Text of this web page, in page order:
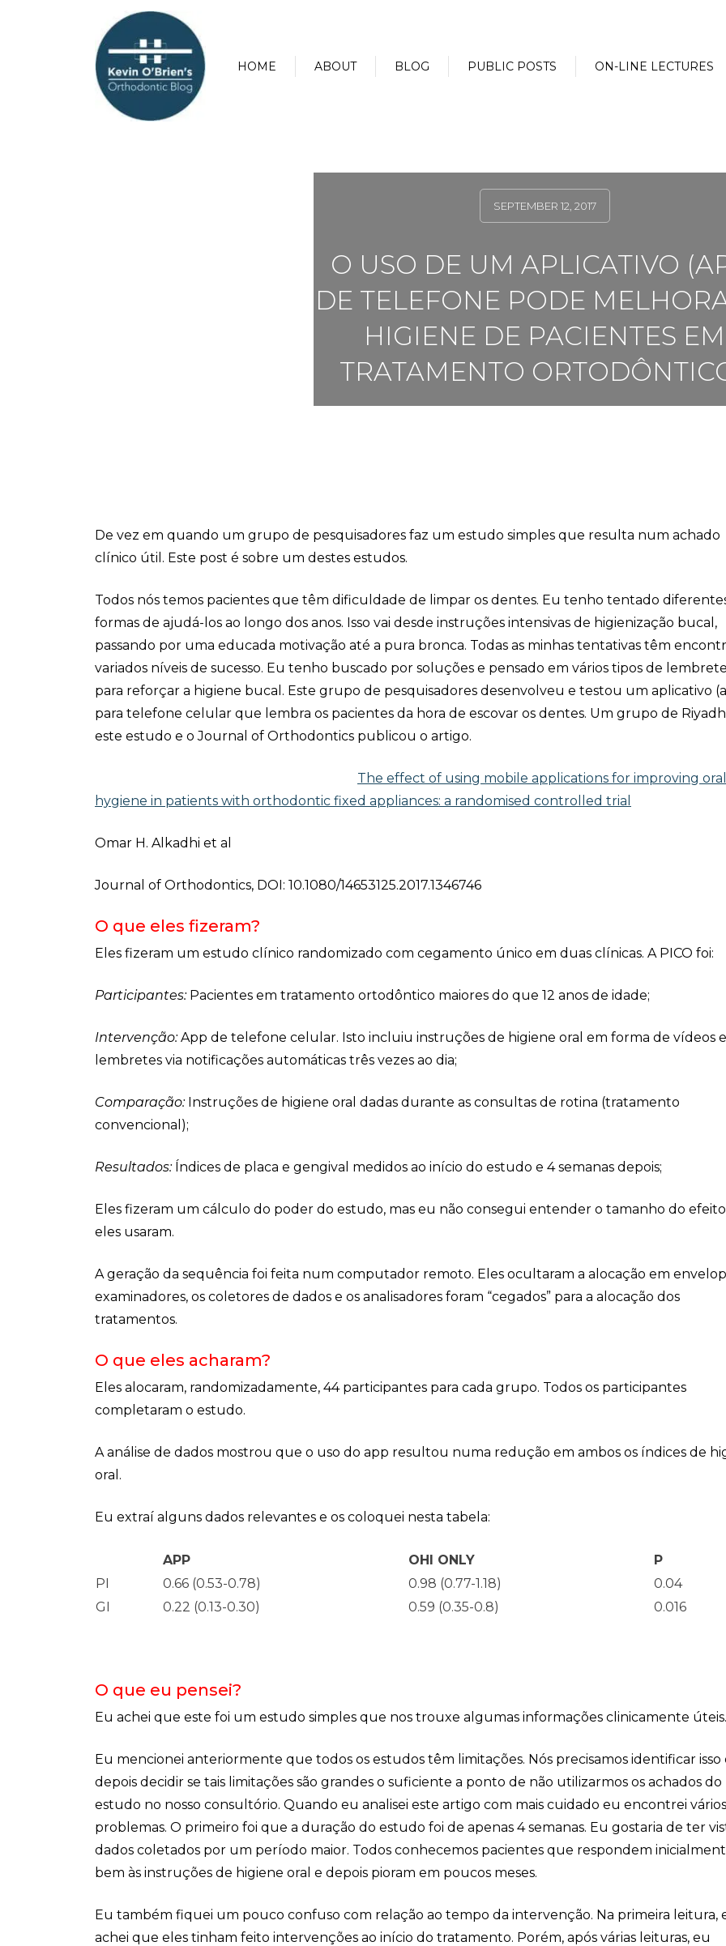
HOME ABOUT BLOG PUBLIC POSTS ON-LINE LECTURES
SEPTEMBER 12, 2017
O USO DE UM APLICATIVO
DE TELEFONE PODE
HIGIENE DE PACIENTES EM
TRATAMENTO
De vez em quando um grupo de pesquisadores faz um estudo simples que resulta num achado
clínico útil. Este post é sobre um destes estudos.
Todos nós temos pacientes que têm dificuldade de limpar os dentes. Eu tenho tentado
formas de ajudá-los ao longo dos anos. Isso vai desde instruções intensivas de higienização bucal,
passando por uma educada motivação até a pura bronca. Todas as minhas tentativas têm
variados níveis de sucesso. Eu tenho buscado por soluções e pensado em vários tipos de
para reforçar a higiene bucal. Este grupo de pesquisadores desenvolveu e testou um aplicativo
para telefone celular que lembra os pacientes da hora de escovar os dentes. Um grupo de
este estudo e o Journal of Orthodontics publicou o artigo.
The effect of using mobile applications for improving oral
hygiene in patients with orthodontic fixed appliances: a randomised controlled trial
Omar H. Alkadhi et al
Journal of Orthodontics, DOI: 10.1080/14653125.2017.1346746
O que eles fizeram?
Eles fizeram um estudo clínico randomizado com cegamento único em duas clínicas. A PICO foi:
Participantes:Pacientes em tratamento ortodôntico maiores do que 12 anos de idade;
Intervenção:App de telefone celular. Isto incluiu instruções de higiene oral em forma de vídeos e
lembretes via notificações automáticas três vezes ao dia;
Comparação:Instruções de higiene oral dadas durante as consultas de rotina (tratamento
convencional);
Resultados:Índices de placa e gengival medidos ao início do estudo e 4 semanas depois;
Eles fizeram um cálculo do poder do estudo, mas eu não consegui entender o tamanho do
eles usaram.
A geração da sequência foi feita num computador remoto. Eles ocultaram a alocação em
examinadores, os coletores de dados e os analisadores foram “cegados” para a alocação dos
tratamentos.
O que eles acharam?
Eles alocaram, randomizadamente, 44 participantes para cada grupo. Todos os participantes
completaram o estudo.
A análise de dados mostrou que o uso do app resultou numa redução em ambos os índices de
oral.
Eu extraí alguns dados relevantes e os coloquei nesta tabela:
APP OHI ONLY
P
PI
0.66 (0.53-0.78) 0.98 (0.77-1.18)
0.04
GI
0.22 (0.13-0.30) 0.59 (0.35-0.8) 0.016
O que eu pensei?
Eu achei que este foi um estudo simples que nos trouxe algumas informações clinicamente úteis.
Eu mencionei anteriormente que todos os estudos têm limitações. Nós precisamos identificar isso
depois decidir se tais limitações são grandes o suficiente a ponto de não utilizarmos os achados do
estudo no nosso consultório. Quando eu analisei este artigo com mais cuidado eu encontrei vários
problemas. O primeiro foi que a duração do estudo foi de apenas 4 semanas. Eu gostaria de ter
dados coletados por um período maior. Todos conhecemos pacientes que respondem
bem às instruções de higiene oral e depois pioram em poucos meses.
Eu também fiquei um pouco confuso com relação ao tempo da intervenção. Na primeira leitura,
achei que eles tinham feito intervenções ao início do tratamento. Porém, após várias leituras, eu